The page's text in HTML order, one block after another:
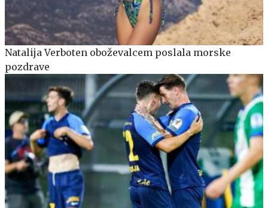
Natalija Verboten oboževalcem poslala morske
pozdrave